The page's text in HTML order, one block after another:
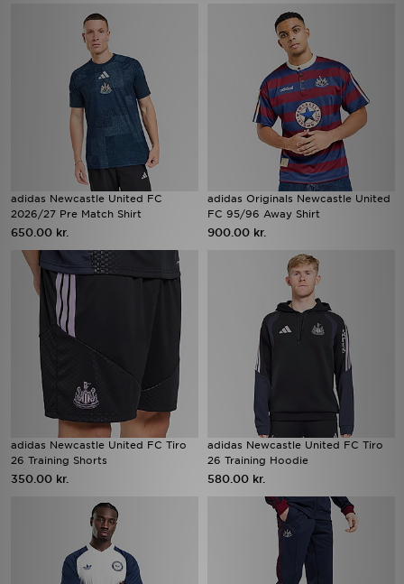
adidas Newcastle United FC
2026/27 Pre Match Shirt
650.00 kr.
adidas Originals Newcastle United
FC 95/96 Away Shirt
900.00 kr.
adidas Newcastle United FC Tiro
26 Training Shorts
350.00 kr.
adidas Newcastle United FC Tiro
26 Training Hoodie
580.00 kr.